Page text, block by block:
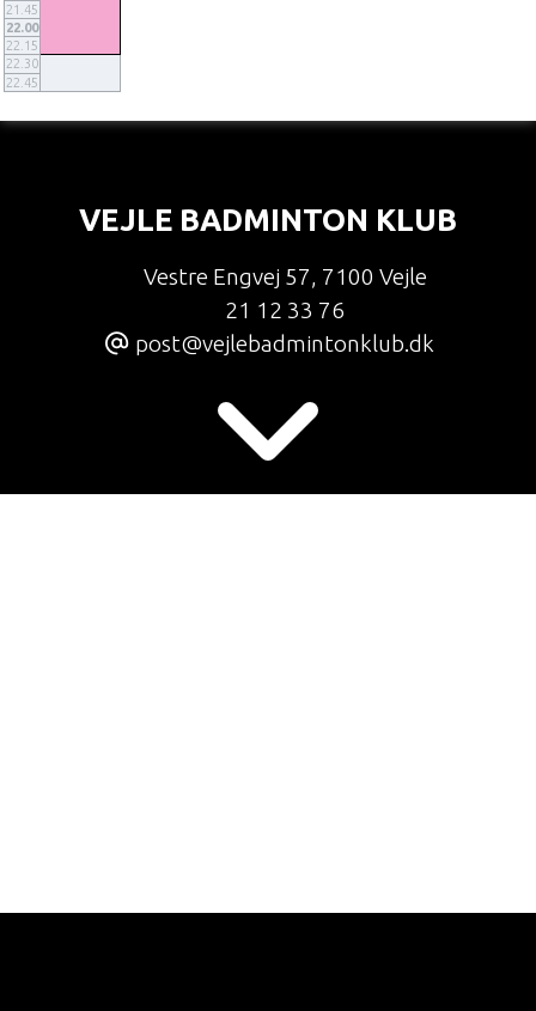
21.45
22.00
22.15
22.30
22.45
VEJLE BADMINTON KLUB
Vestre Engvej 57, 7100 Vejle
21 12 33 76
post@vejlebadmintonklub.dk